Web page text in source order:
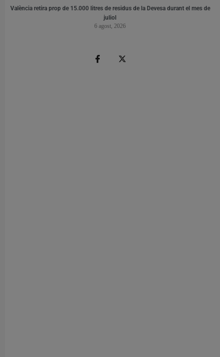
València retira prop de 15.000 litres de residus de la Devesa durant el mes de
juliol
6 agost, 2026